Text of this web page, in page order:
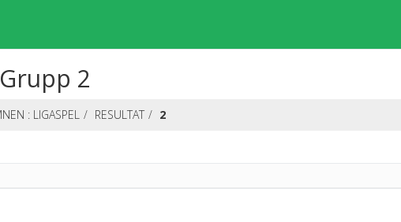
2
: LIGASPEL RESULTAT 2